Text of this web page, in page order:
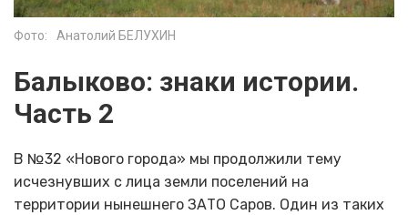
Фото: Анатолий БЕЛУХИН
Балыково: знаки истории.
Часть 2
В №32 «Нового города» мы продолжили тему
исчезнувших с лица земли поселений на
территории нынешнего ЗАТО Саров. Один из таких